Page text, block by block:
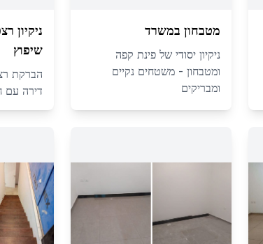
מטבחון במשרד
ניקיון יסודי של פינת קפה
ומטבחון - משטחים נקיים
ומבריקים
ניקיון
שיפוץ
הברקת
דירה עם